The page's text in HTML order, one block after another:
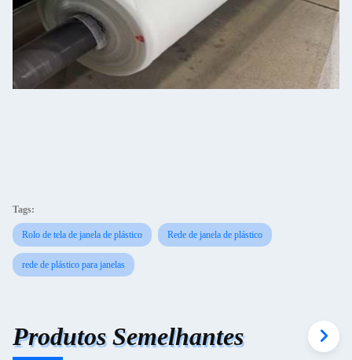
Tags:
Rolo de tela de janela de plástico Rede de janela de plástico
rede de plástico para janelas
Produtos Semelhantes